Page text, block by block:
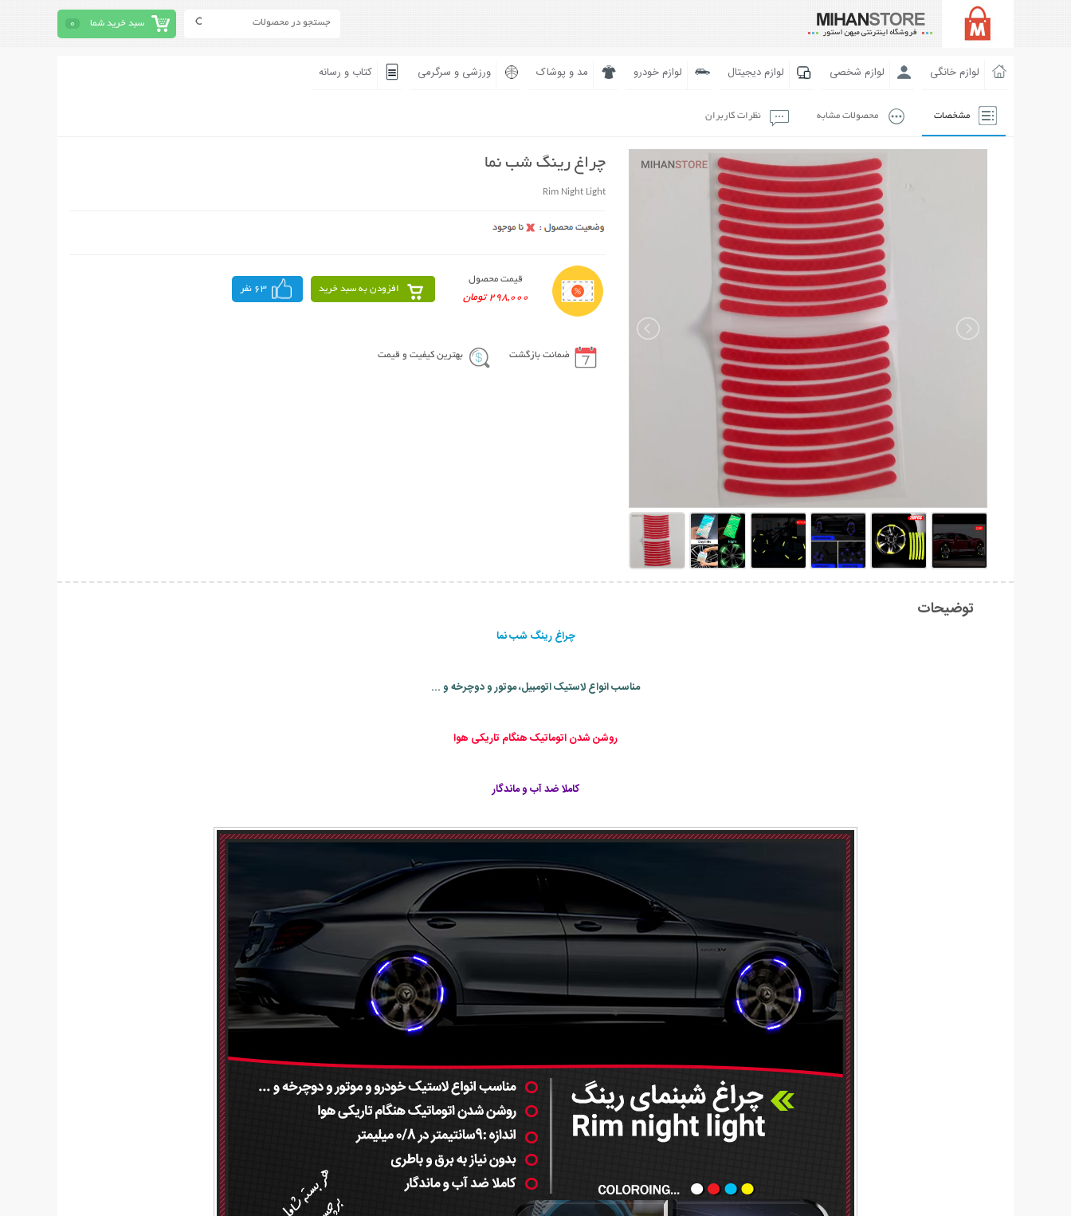
سبد خرید شما 0
لوازم خانگی لوازم شخصی لوازم دیجیتال لوازم خودرو مد و پوشاک ورزشی و سرگرمی کتاب و رسانه
مشخصات محصولات مشابه نظرات کاربران
چراغ رینگ شب نما
Rim Night Light
قیمت محصول
298,000 تومان
افزودن به سبد خرید 63 نفر
ضمانت بازگشت بهترین کیفیت و قیمت
توضیحات
چراغ رینگ شب نما
مناسب انواع لاستیک اتومبیل، موتور و دوچرخه و ...
روشن شدن اتوماتیک هنگام تاریکی هوا
کاملا ضد آب و ماندگار